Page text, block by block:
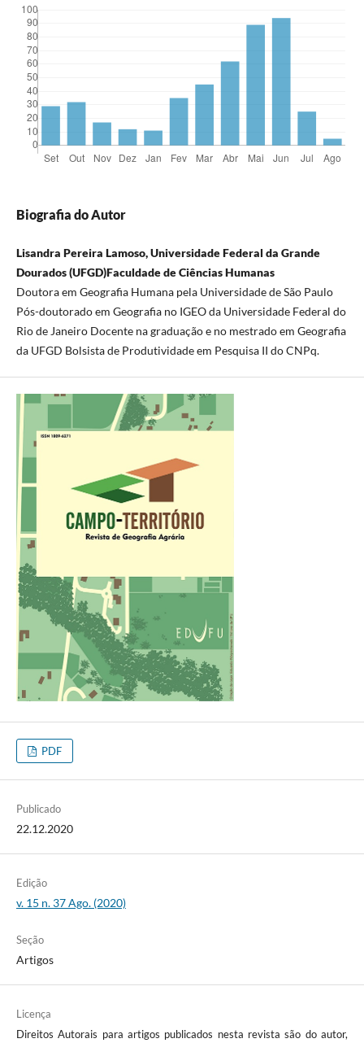
Biografia do Autor
Lisandra Pereira Lamoso, Universidade Federal da Grande
Dourados (UFGD)Faculdade de Ciências Humanas
Doutora em Geografia Humana pela Universidade de São Paulo
Pós-doutorado em Geografia no IGEO da Universidade Federal do
Rio de Janeiro Docente na graduação e no mestrado em Geografia
da UFGD Bolsista de Produtividade em Pesquisa II do CNPq.
PDF
Publicado
22.12.2020
Edição
v. 15 n. 37 Ago. (2020)
Seção
Artigos
Licença
Direitos Autorais para artigos publicados nesta revista são do autor,